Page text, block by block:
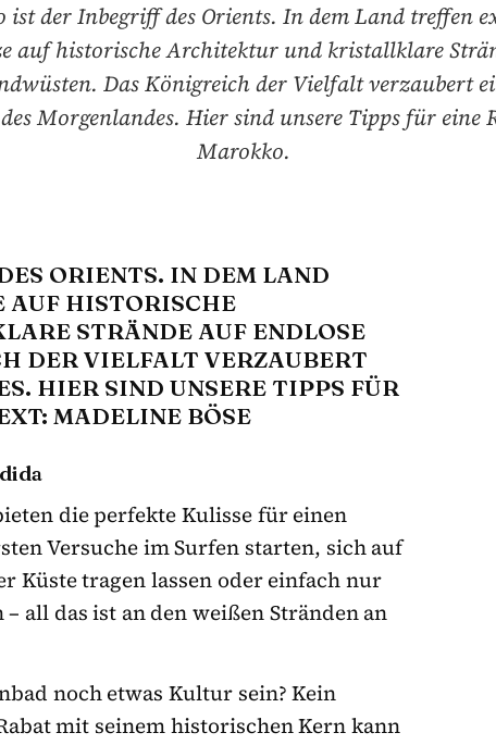
ist der Inbegriff des Orients. In dem Land treffen
auf historische Architektur und kristallklare
Das Königreich der Vielfalt verzaubert
Morgenlandes. Hier sind unsere Tipps für eine
Marokko.
ORIENTS. IN DEM LAND
AUF HISTORISCHE
STRÄNDE AUF ENDLOSE
DER VIELFALT VERZAUBERT
HIER SIND UNSERE TIPPS FÜR
MADELINE BÖSE
die perfekte Kulisse für einen
Versuche im Surfen starten, sich auf
Küste tragen lassen oder einfach nur
all das ist an den weißen Stränden an
noch etwas Kultur sein? Kein
mit seinem historischen Kern kann